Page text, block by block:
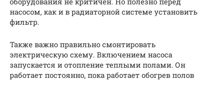
насосом, как и в радиаторной системе установить
фильтр.
Также важно правильно смонтировать
электрическую схему. Включением насоса
запускается и отопление теплыми полами. Он
работает постоянно, пока работает обогрев полов